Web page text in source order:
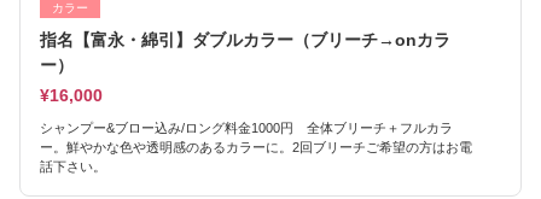
カラー
指名【富永・綿引】ダブルカラー（ブリーチ→onカラ
ー）
¥16,000
シャンプー&ブロー込み/ロング料金1000円 全体ブリーチ＋フルカラ
ー。鮮やかな色や透明感のあるカラーに。2回ブリーチご希望の方はお電
話下さい。